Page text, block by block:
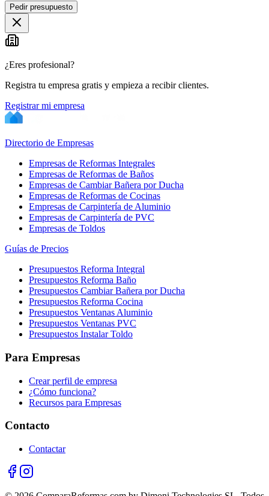
Pedir presupuesto
¿Eres profesional?
Registra tu empresa gratis y empieza a recibir clientes.
Registrar mi empresa
Directorio de Empresas
Empresas de Reformas Integrales
Empresas de Reformas de Baños
Empresas de Cambiar Bañera por Ducha
Empresas de Reformas de Cocinas
Empresas de Carpintería de Aluminio
Empresas de Carpintería de PVC
Empresas de Toldos
Guías de Precios
Presupuestos Reforma Integral
Presupuestos Reforma Baño
Presupuestos Cambiar Bañera por Ducha
Presupuestos Reforma Cocina
Presupuestos Ventanas Aluminio
Presupuestos Ventanas PVC
Presupuestos Instalar Toldo
Para Empresas
Crear perfil de empresa
¿Cómo funciona?
Recursos para Empresas
Contacto
Contactar